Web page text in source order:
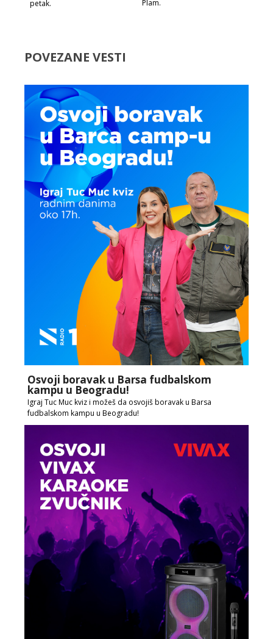
petak. Plam.
POVEZANE VESTI
Osvoji boravak u Barsa fudbalskom
kampu u Beogradu!
Igraj Tuc Muc kviz i možeš da osvojiš boravak u Barsa
fudbalskom kampu u Beogradu!